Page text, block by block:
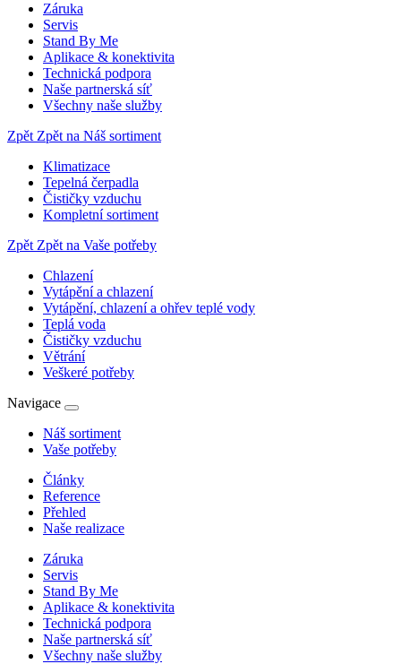
Záruka
Servis
Stand By Me
Aplikace & konektivita
Technická podpora
Naše partnerská síť
Všechny naše služby
Zpět Zpět na Náš sortiment
Klimatizace
Tepelná čerpadla
Čističky vzduchu
Kompletní sortiment
Zpět Zpět na Vaše potřeby
Chlazení
Vytápění a chlazení
Vytápění, chlazení a ohřev teplé vody
Teplá voda
Čističky vzduchu
Větrání
Veškeré potřeby
Navigace
Náš sortiment
Vaše potřeby
Články
Reference
Přehled
Naše realizace
Záruka
Servis
Stand By Me
Aplikace & konektivita
Technická podpora
Naše partnerská síť
Všechny naše služby